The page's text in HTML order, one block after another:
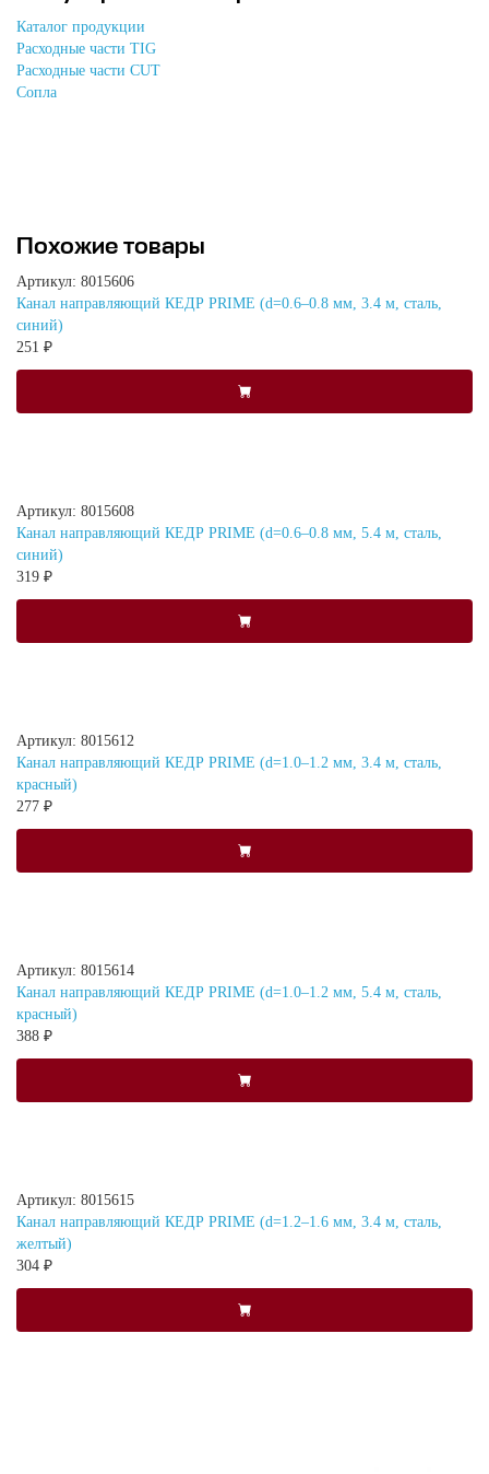
Каталог продукции
Расходные части TIG
Расходные части CUT
Сопла
Похожие товары
Артикул: 8015606
Канал направляющий КЕДР PRIME (d=0.6–0.8 мм, 3.4 м, сталь,
синий)
251 ₽
Артикул: 8015608
Канал направляющий КЕДР PRIME (d=0.6–0.8 мм, 5.4 м, сталь,
синий)
319 ₽
Артикул: 8015612
Канал направляющий КЕДР PRIME (d=1.0–1.2 мм, 3.4 м, сталь,
красный)
277 ₽
Артикул: 8015614
Канал направляющий КЕДР PRIME (d=1.0–1.2 мм, 5.4 м, сталь,
красный)
388 ₽
Артикул: 8015615
Канал направляющий КЕДР PRIME (d=1.2–1.6 мм, 3.4 м, сталь,
желтый)
304 ₽